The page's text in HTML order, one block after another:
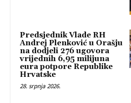
Predsjednik Vlade RH
Andrej Plenković u Orašju
na dodjeli 276 ugovora
vrijednih 6,95 milijuna
eura potpore Republike
Hrvatske
28. srpnja 2026.